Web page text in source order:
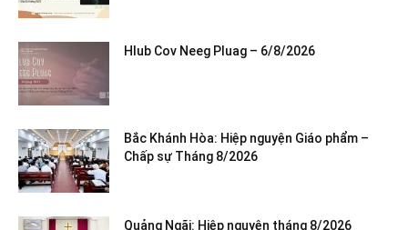
Hlub Cov Neeg Pluag – 6/8/2026
Bắc Khánh Hòa: Hiệp nguyện Giáo phẩm –
Chấp sự Tháng 8/2026
Quảng Ngãi: Hiệp nguyện tháng 8/2026